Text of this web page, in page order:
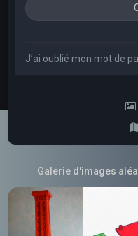
J’ai oublié mon mot de
Galerie d'images